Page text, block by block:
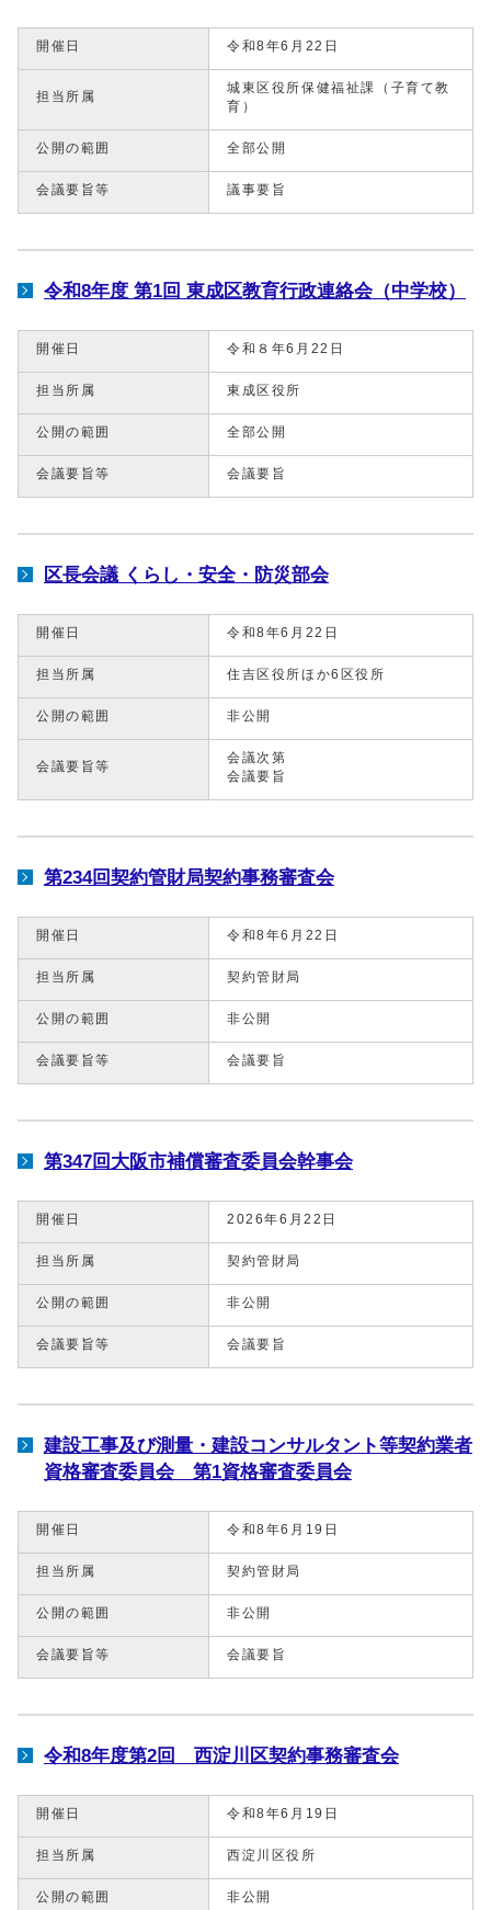
開催日 令和8年6月22日
担当所属
城東区役所保健福祉課（子育て教
育）
公開の範囲 全部公開
会議要旨等 議事要旨
令和8年度 第1回 東成区教育行政連絡会（中学校）
開催日 令和８年6月22日
担当所属 東成区役所
公開の範囲 全部公開
会議要旨等 会議要旨
区長会議 くらし・安全・防災部会
開催日 令和8年6月22日
担当所属 住吉区役所ほか6区役所
公開の範囲 非公開
会議要旨等
会議次第
会議要旨
第234回契約管財局契約事務審査会
開催日 令和8年6月22日
担当所属 契約管財局
公開の範囲 非公開
会議要旨等 会議要旨
第347回大阪市補償審査委員会幹事会
開催日 2026年6月22日
担当所属 契約管財局
公開の範囲 非公開
会議要旨等 会議要旨
建設工事及び測量・建設コンサルタント等契約業者
資格審査委員会 第1資格審査委員会
開催日 令和8年6月19日
担当所属 契約管財局
公開の範囲 非公開
会議要旨等 会議要旨
令和8年度第2回 西淀川区契約事務審査会
開催日 令和8年6月19日
担当所属 西淀川区役所
公開の範囲 非公開